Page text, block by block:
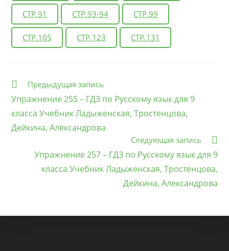
СТР.91 СТР.93-94 СТР.99
СТР.105 СТР.123 СТР.131
Еще
Предыдущая запись
Упражнение 255 – ГДЗ по Русскому язык для 9
класса Учебник Ладыженская, Тростенцова,
Дейкина, Александрова
Следующая запись
Упражнение 257 – ГДЗ по Русскому язык для 9
класса Учебник Ладыженская, Тростенцова,
Дейкина, Александрова